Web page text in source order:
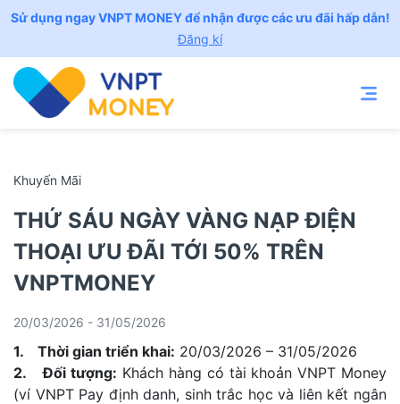
Sử dụng ngay VNPT MONEY để nhận được các ưu đãi hấp dẫn!
Đăng kí
Khuyến Mãi
THỨ SÁU NGÀY VÀNG NẠP ĐIỆN
THOẠI ƯU ĐÃI TỚI 50% TRÊN
VNPTMONEY
20/03/2026 - 31/05/2026
1. Thời gian triển khai: 20/03/2026 – 31/05/2026
2. Đối tượng: Khách hàng có tài khoản VNPT Money
(ví VNPT Pay định danh, sinh trắc học và liên kết ngân